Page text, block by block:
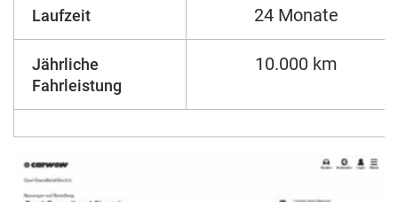
Laufzeit 24 Monate
Jährliche
Fahrleistung
10.000 km